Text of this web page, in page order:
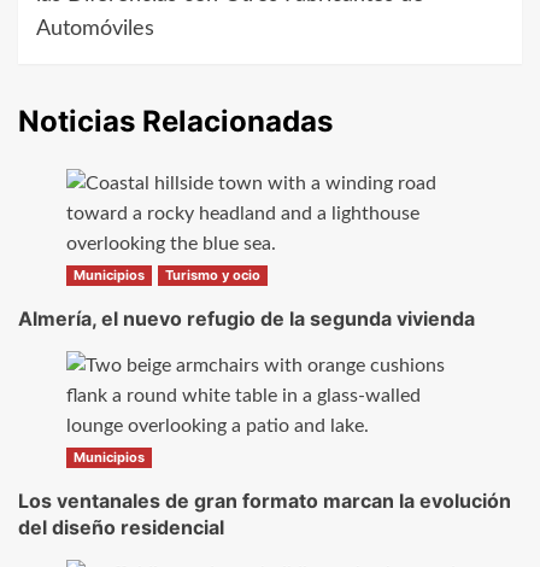
Automóviles
Noticias Relacionadas
Municipios Turismo y ocio
Almería, el nuevo refugio de la segunda vivienda
Municipios
Los ventanales de gran formato marcan la evolución
del diseño residencial